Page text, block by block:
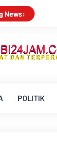
News:
POLITIK